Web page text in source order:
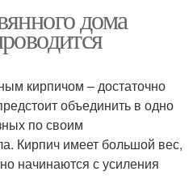
дома
кирпичом – достаточно
объединить в одно
по своим
Кирпич имеет большой вес,
начинаются с усиления